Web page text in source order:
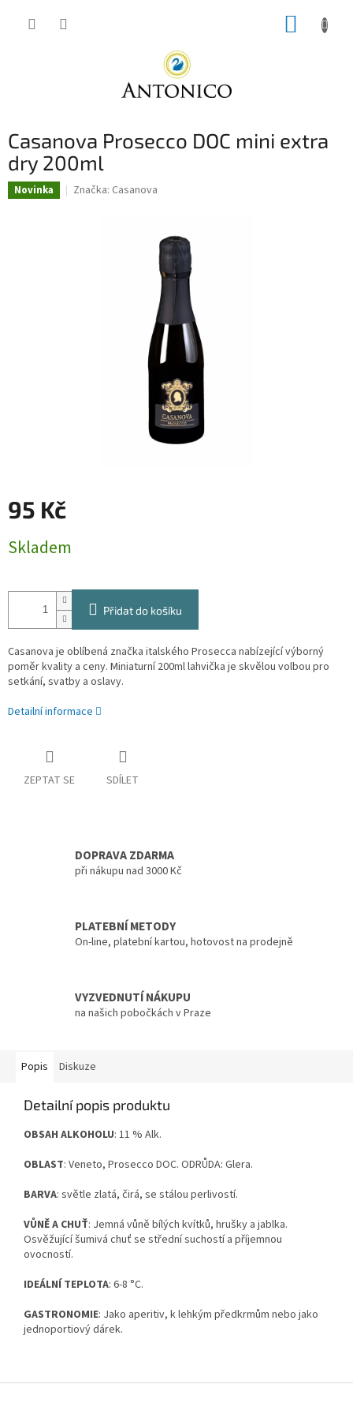
Casanova Prosecco DOC mini extra
dry 200ml
Novinka Značka: Casanova
95 Kč
cena:
Skladem
Přidat do košíku
Casanova je oblíbená značka italského Prosecca nabízející výborný
poměr kvality a ceny. Miniaturní 200ml lahvička je skvělou volbou pro
setkání, svatby a oslavy.
Detailní informace
ZEPTAT SE SDÍLET
DOPRAVA ZDARMA
při nákupu nad 3000 Kč
PLATEBNÍ METODY
On-line, platební kartou, hotovost na prodejně
VYZVEDNUTÍ NÁKUPU
na našich pobočkách v Praze
Popis Diskuze
Detailní popis produktu
OBSAH ALKOHOLU: 11 % Alk.
OBLAST: Veneto, Prosecco DOC. ODRŮDA: Glera.
BARVA: světle zlatá, čirá, se stálou perlivostí.
VŮNĚ A CHUŤ: Jemná vůně bílých kvítků, hrušky a jablka.
Osvěžující šumivá chuť se střední suchostí a příjemnou
ovocností.
IDEÁLNÍ TEPLOTA: 6-8 °C.
GASTRONOMIE: Jako aperitiv, k lehkým předkrmům nebo jako
jednoportiový dárek.